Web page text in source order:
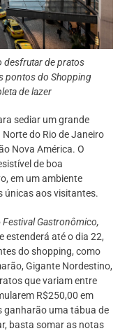
desfrutar de pratos
pontos do Shopping
de lazer
sediar um grande
do Rio de Janeiro
Nova América. O
de boa
em um ambiente
únicas aos visitantes.
Festival Gastronômico,
estenderá até o dia 22,
do shopping, como
Gigante Nordestino,
que variam entre
R$250,00 em
uma tábua de
basta somar as notas